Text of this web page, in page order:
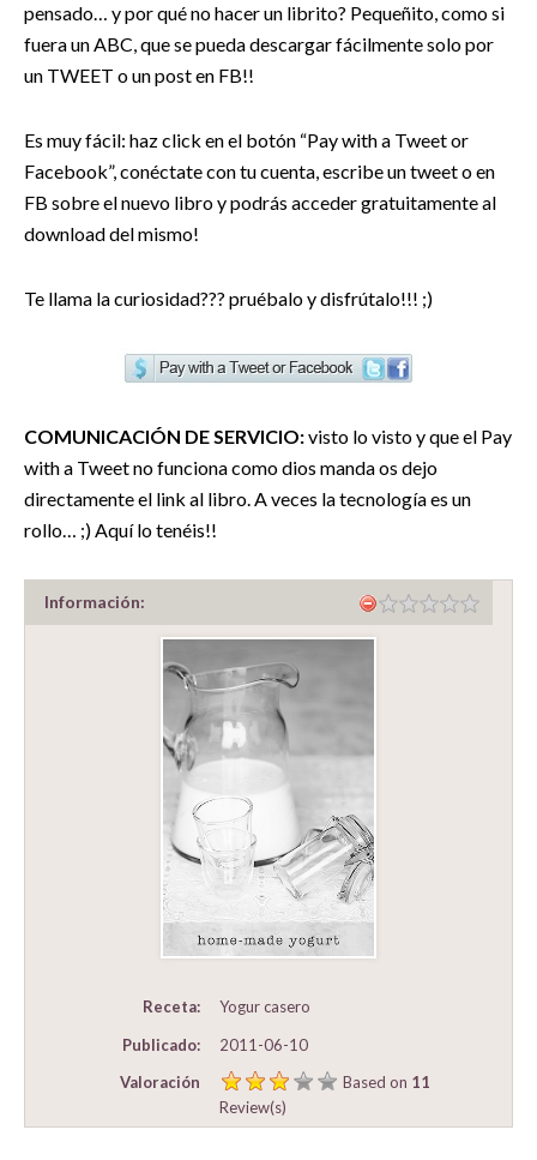
pensado… y por qué no hacer un librito? Pequeñito, como si
fuera un ABC, que se pueda descargar fácilmente solo por
un TWEET o un post en FB!!
Es muy fácil: haz click en el botón “Pay with a Tweet or
Facebook”, conéctate con tu cuenta, escribe un tweet o en
FB sobre el nuevo libro y podrás acceder gratuitamente al
download del mismo!
Te llama la curiosidad??? pruébalo y disfrútalo!!! ;)
COMUNICACIÓN DE SERVICIO:visto lo visto y que el Pay
with a Tweet no funciona como dios manda os dejo
directamente el link al libro. A veces la tecnología es un
rollo… ;) Aquí lo tenéis!!
Información:
Receta:
Yogur casero
Publicado:
2011-06-10
Valoración
Based on 11
Review(s)